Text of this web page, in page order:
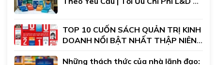
TOP 10 CUỐN SÁCH QUẢN TRỊ KINH
DOANH NỔI BẬT NHẤT THẬP NIÊN
Những thách thức của nhà lãnh đạo: